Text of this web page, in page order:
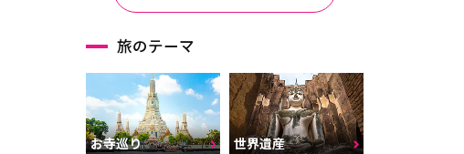
旅のテーマ
お寺巡り 世界遺産